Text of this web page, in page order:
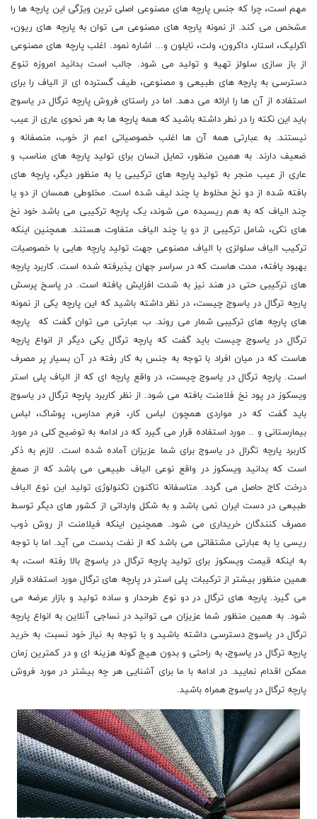
مهم است، چرا که جنس پارچه های مصنوعی اصلی ترین ویژگی این پارچه ها را
مشخص می کند. از نمونه پارچه های مصنوعی می توان به پارچه های ریون،
اکرلیک، استار، داکرون، ولت، نایلون و... اشاره نمود. اغلب پارچه های مصنوعی
از باز سازی سلولز تهیه و تولید می شود. جالب است بدانید امروزه تنوع
دسترسی به پارچه های طبیعی و مصنوعی، طیف گسترده ای از الیاف را برای
استفاده از آن ها را ارائه می دهد. اما در راستای فروش پارچه ترگال در یاسوج
باید این نکته را در نطر داشته باشید که همه پارچه ها به هر نحوی عاری از عیب
نیستند. به عبارتی همه آن ها اغلب خصوصیاتی اعم از خوب، منصفانه و
ضعیف دارند. به همین منظور، تمایل انسان برای تولید پارچه های مناسب و
عاری از عیب منجر به تولید پارچه های ترکیبی یا به منظور دیگر، پارچه های
بافته شده از دو نخ مخلوط یا چند لیف شده است. مخلوطی همسان از دو یا
چند الیاف که به هم ریسیده می شوند، یک پارچه ترکیبی می باشد خود نخ
های تکی، شامل ترکیبی از دو یا چند الیاف متفاوت هستند. همچنین اینکه
ترکیب الیاف سلولزی با الیاف مصنوعی جهت تولید پارچه هایی با خصوصیات
بهبود یافته، مدت هاست که در سراسر جهان پذیرفته شده است. کاربرد پارچه
های ترکیبی حتی در هند نیز به شدت افزایش یافته است. در پاسخ پرسش
پارچه ترگال در یاسوج چیست، در نظر داشته باشید که این پارچه یکی از نمونه
های پارچه های ترکیبی شمار می روند. ب عبارتی می توان گفت که پارچه
ترگال در یاسوج چیست باید گفت که پارچه ترگال یکی دیگر از انواع پارچه
هاست که در میان افراد با توجه به جنس به کار رفته در آن بسیار پر مصرف
است. پارچه ترگال در یاسوج چیست، در واقع پارچه ای که از الیاف پلی استر
ویسکوز در پود نخ فلامنت بافته می شود. از نظر کاربرد پارچه ترگال در یاسوج
باید گفت که در مواردی همچون لباس کار، فرم مدارس، پوشاک، لباس
بیمارستانی و .. مورد استفاده قرار می گیرد که در ادامه به توضیح کلی در مورد
کاربرد پارچه تگرال در یاسوج برای شما عزیزان آماده شده است. لازم به ذکر
است که بدانید ویسکوز در واقع نوعی الیاف طبیعی می باشد که از صمغ
درخت کاج حاصل می گردد. متاسفانه تاکنون تکنولوژی تولید این نوع الیاف
طبیعی در دست ایران نمی باشد و به شکل وارداتی از کشور های دیگر توسط
مصرف کنندگان خریداری می شود. همچنین اینکه فیلامنت از روش ذوب
ریسی یا به عبارتی مشتقاتی می باشد که از نفت بدست می آید. اما با توجه
به اینکه قیمت ویسکوز برای تولید پارچه ترگال در یاسوج بالا رفته است، به
همین منظور بیشتر از ترکیبات پلی استر در پارچه های ترگال مورد استفاده قرار
می گیرد. پارچه های ترگال در دو نوع طرحدار و ساده تولید و بازار عرضه می
شود. به همین منظور شما عزیزان می توانید در نساجی آنلاین به انواع پارچه
ترگال در یاسوج دسترسی داشته باشید و با توجه به نیاز خود نسبت به خرید
پارچه ترگال در یاسوج، به راحتی و بدون هیچ گونه هزینه ای و در کمترین زمان
ممکن اقدام نمایید. در ادامه با ما برای آشنایی هر چه بیشتر در مورد فروش
پارچه ترگال در یاسوج همراه باشید.